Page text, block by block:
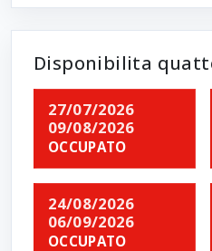
Disponibilita
27/07/2026
09/08/2026
OCCUPATO
24/08/2026
06/09/2026
OCCUPATO